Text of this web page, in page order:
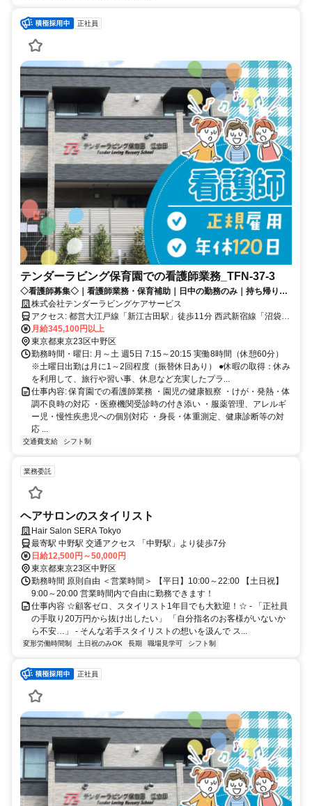
正社員
テンダーラビング保育園での看護師業務_TFN-37-3
◇看護師募集◇｜看護師業務・保育補助｜日中の勤務のみ｜持ち帰り仕
事なし｜子どもの成長を「チームではぐくむ」保育園です
株式会社テンダーラビングケアサービス
アクセス: 都営大江戸線「新江古田駅」徒歩11分 西武新宿線「沼袋
駅」徒歩11分 JR中央本線・JR中央総武線・東京メトロ東西線「中野
駅」バス17分 「東橋」下車徒歩1分
月給345,100円以上
東京都東京23区中野区
勤務時間・曜日: 月～土 週5日 7:15～20:15 実働8時間（休憩60分）
※土曜日出勤は月に1～2回程度（振替休日あり） ●休暇の取得：休み
を利用して、旅行や習い事、休息など充実したプラ...
仕事内容: 保育園での看護師業務 ・園児の健康観察 ・けが・発熱・体
調不良時の対応 ・医療機関受診時の付き添い ・服薬管理、アレルギ
ー児・慢性疾患児への個別対応 ・身長・体重測定、健康診断等の対
応 ...
交通費支給 シフト制
業務委託
ヘアサロンのスタイリスト
Hair Salon SERA Tokyo
最寄駅 中野駅 交通アクセス 「中野駅」より徒歩7分
日給12,500円～50,000円
東京都東京23区中野区
勤務時間 原則自由 ＜営業時間＞ 【平日】10:00～22:00 【土日祝】
9:00～20:00 営業時間内で自由に勤務できます！
仕事内容 ☆顧客ゼロ、スタイリスト1年目でも大歓迎！☆ - 「正社員
の手取り20万円から抜け出したい」 「自分指名のお客様がいないか
ら不安…」 - そんな若手スタイリストの想いを汲んで ス...
変形労働時間制 土日祝のみOK 長期 職場見学可 シフト制
正社員